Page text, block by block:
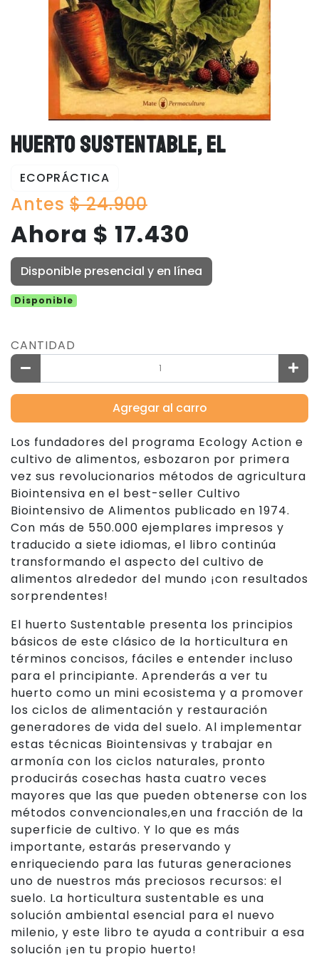
HUERTO SUSTENTABLE, EL
ECOPRÁCTICA
Antes $ 24.900
Ahora $ 17.430
Disponible presencial y en línea
Disponible
CANTIDAD
Agregar al carro
Los fundadores del programa Ecology Action e
cultivo de alimentos, esbozaron por primera
vez sus revolucionarios métodos de agricultura
Biointensiva en el best-seller Cultivo
Biointensivo de Alimentos publicado en 1974.
Con más de 550.000 ejemplares impresos y
traducido a siete idiomas, el libro continúa
transformando el aspecto del cultivo de
alimentos alrededor del mundo ¡con resultados
sorprendentes!
El huerto Sustentable presenta los principios
básicos de este clásico de la horticultura en
términos concisos, fáciles e entender incluso
para el principiante. Aprenderás a ver tu
huerto como un mini ecosistema y a promover
los ciclos de alimentación y restauración
generadores de vida del suelo. Al implementar
estas técnicas Biointensivas y trabajar en
armonía con los ciclos naturales, pronto
producirás cosechas hasta cuatro veces
mayores que las que pueden obtenerse con los
métodos convencionales,en una fracción de la
superficie de cultivo. Y lo que es más
importante, estarás preservando y
enriqueciendo para las futuras generaciones
uno de nuestros más preciosos recursos: el
suelo. La horticultura sustentable es una
solución ambiental esencial para el nuevo
milenio, y este libro te ayuda a contribuir a esa
solución ¡en tu propio huerto!